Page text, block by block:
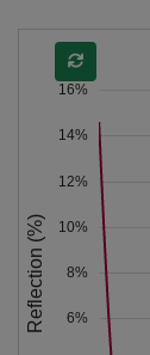
6%
8%
10%
12%
14%
16%
Reflection (%)